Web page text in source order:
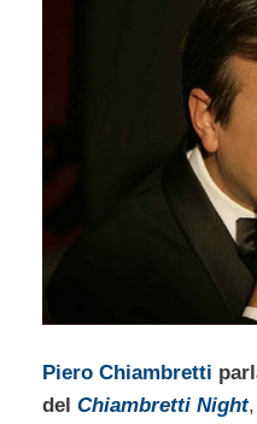
Piero Chiambretti
del Chiambretti Night